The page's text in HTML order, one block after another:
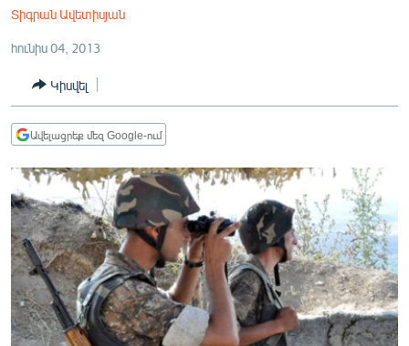
մենյուին
ԸՆՏՐՈՒԹՅՈՒՆՆԵՐ 2026
ԻՐԱՎՈՒՆՔ
ՀԱՍԱՐԱԿՈՒԹՅՈՒՆ
ՏՆՏԵՍՈՒԹՅՈՒՆ
ՊԱՏԵՐԱԶՄԻ 6 ՇԱԲԱԹՆԵՐԸ
ՏԱՐԱԾԱՇՐՋԱՆ
ՄԻՋԱԶԳԱՅԻՆ
ՄՇԱԿՈՒՅԹ
ՍՊՈՐՏ
Տիգրան Ավետիսյան
հունիս 04, 2013
Կիսվել
Ավելացրեք մեզ Google-ում